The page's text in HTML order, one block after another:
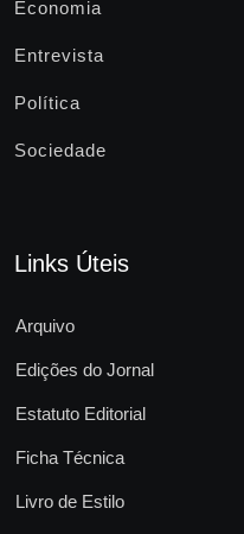
Economia
Entrevista
Política
Sociedade
Links Úteis
Arquivo
Edições do Jornal
Estatuto Editorial
Ficha Técnica
Livro de Estilo